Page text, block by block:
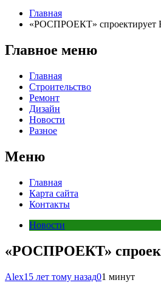
Главная
«РОСПРОЕКТ» спроектирует
Главное меню
Главная
Строительство
Ремонт
Дизайн
Новости
Разное
Меню
Главная
Карта сайта
Контакты
Новости
«РОСПРОЕКТ»
Alex15 лет тому назад01 минут